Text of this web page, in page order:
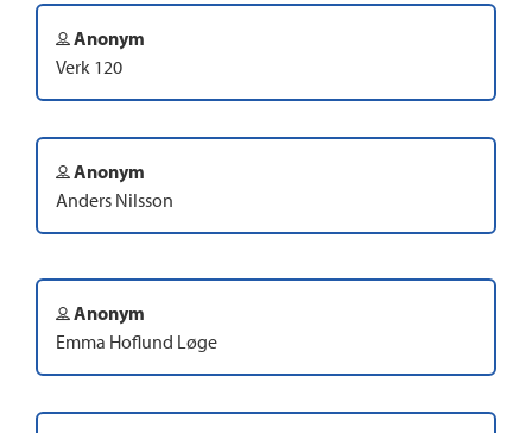
Anonym
Verk 120
Anonym
Anders Nilsson
Anonym
Emma Hoflund Løge